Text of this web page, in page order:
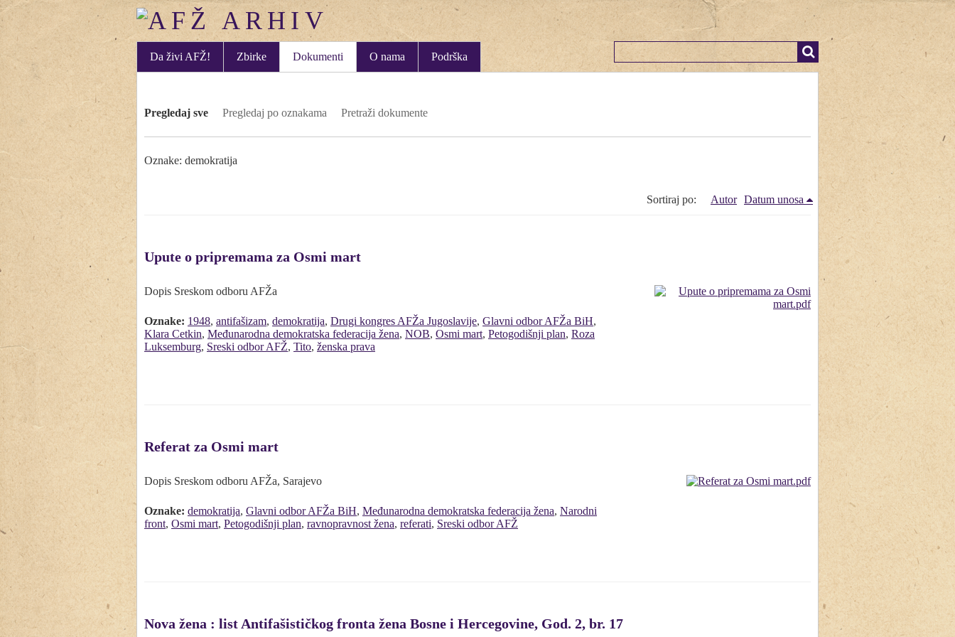
Da živi AFŽ! Zbirke Dokumenti O nama Podrška
Pregledaj sve Pregledaj po oznakama Pretraži dokumente
Oznake: demokratija
Sortiraj po: Autor Datum unosa
Upute o pripremama za Osmi mart
Dopis Sreskom odboru AFŽa
Oznake: 1948, antifašizam, demokratija, Drugi kongres AFŽa Jugoslavije, Glavni odbor AFŽa BiH,
Klara Cetkin, Međunarodna demokratska federacija žena, NOB, Osmi mart, Petogodišnji plan, Roza
Luksemburg, Sreski odbor AFŽ, Tito, ženska prava
Referat za Osmi mart
Dopis Sreskom odboru AFŽa, Sarajevo
Oznake: demokratija, Glavni odbor AFŽa BiH, Međunarodna demokratska federacija žena, Narodni
front, Osmi mart, Petogodišnji plan, ravnopravnost žena, referati, Sreski odbor AFŽ
Nova žena : list Antifašističkog fronta žena Bosne i Hercegovine, God. 2, br. 17